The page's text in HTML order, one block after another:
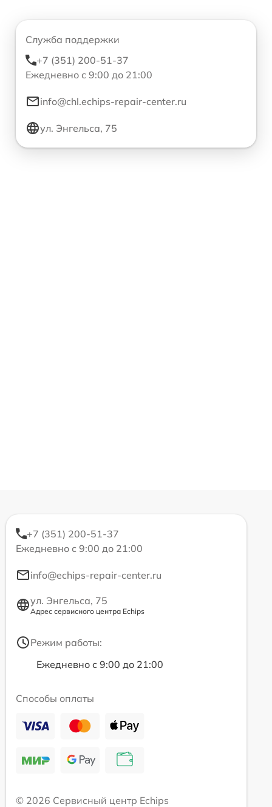
Служба поддержки
+7 (351) 200-51-37
Ежедневно с 9:00 до 21:00
info@chl.echips-repair-center.ru
ул. Энгельса, 75
+7 (351) 200-51-37
Ежедневно с 9:00 до 21:00
info@echips-repair-center.ru
ул. Энгельса, 75
Адрес сервисного центра Echips
Режим работы:
Ежедневно с 9:00 до 21:00
Способы оплаты
© 2026 Сервисный центр Echips